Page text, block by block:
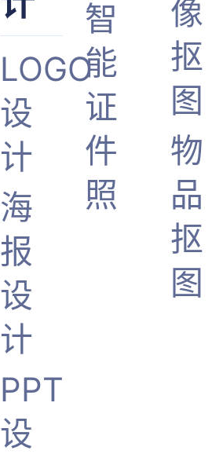
LOGO
设
计
海
报
设
计
PPT
设
智
能
证
件
照
像
抠
图
物
品
抠
图